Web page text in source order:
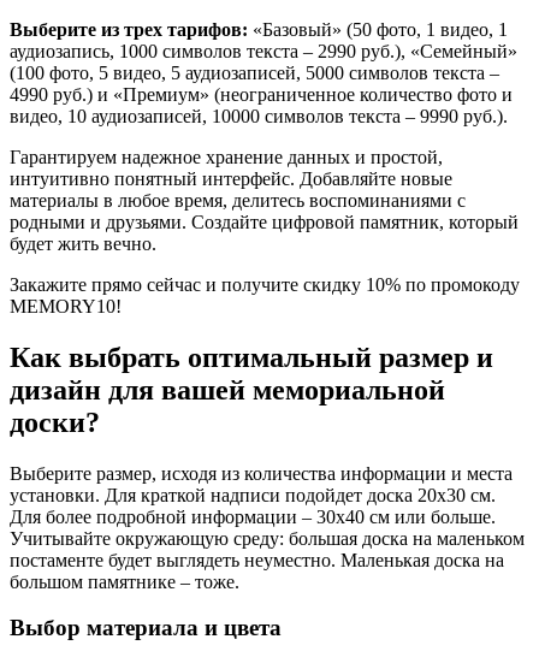
Выберите из трех тарифов: «Базовый» (50 фото, 1 видео, 1
аудиозапись, 1000 символов текста – 2990 руб.), «Семейный»
(100 фото, 5 видео, 5 аудиозаписей, 5000 символов текста –
4990 руб.) и «Премиум» (неограниченное количество фото и
видео, 10 аудиозаписей, 10000 символов текста – 9990 руб.).
Гарантируем надежное хранение данных и простой,
интуитивно понятный интерфейс. Добавляйте новые
материалы в любое время, делитесь воспоминаниями с
родными и друзьями. Создайте цифровой памятник, который
будет жить вечно.
Закажите прямо сейчас и получите скидку 10% по промокоду
MEMORY10!
Как выбрать оптимальный размер и
дизайн для вашей мемориальной
доски?
Выберите размер, исходя из количества информации и места
установки. Для краткой надписи подойдет доска 20х30 см.
Для более подробной информации – 30х40 см или больше.
Учитывайте окружающую среду: большая доска на маленьком
постаменте будет выглядеть неуместно. Маленькая доска на
большом памятнике – тоже.
Выбор материала и цвета